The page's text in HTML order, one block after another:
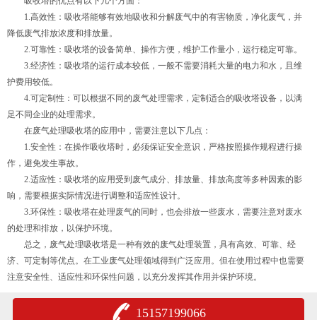
1.高效性：吸收塔能够有效地吸收和分解废气中的有害物质，净化废气，并
降低废气排放浓度和排放量。
2.可靠性：吸收塔的设备简单、操作方便，维护工作量小，运行稳定可靠。
3.经济性：吸收塔的运行成本较低，一般不需要消耗大量的电力和水，且维
护费用较低。
4.可定制性：可以根据不同的废气处理需求，定制适合的吸收塔设备，以满
足不同企业的处理需求。
在废气处理吸收塔的应用中，需要注意以下几点：
1.安全性：在操作吸收塔时，必须保证安全意识，严格按照操作规程进行操
作，避免发生事故。
2.适应性：吸收塔的应用受到废气成分、排放量、排放高度等多种因素的影
响，需要根据实际情况进行调整和适应性设计。
3.环保性：吸收塔在处理废气的同时，也会排放一些废水，需要注意对废水
的处理和排放，以保护环境。
总之，废气处理吸收塔是一种有效的废气处理装置，具有高效、可靠、经
济、可定制等优点。在工业废气处理领域得到广泛应用。但在使用过程中也需要
注意安全性、适应性和环保性问题，以充分发挥其作用并保护环境。
15157199066